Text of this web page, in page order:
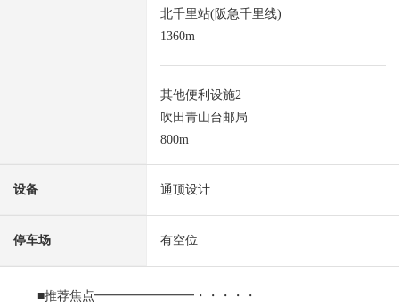
北千里站(阪急千里线)
1360m
其他便利设施2
吹田青山台邮局
800m
设备 通顶设计
停车场 有空位
■推荐焦点━━━━━━━━・・・・・